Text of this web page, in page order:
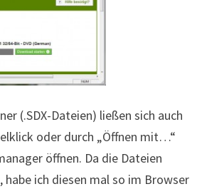
(.SDX-Dateien) ließen sich auch
oder durch „Öffnen mit…“
öffnen. Da die Dateien
habe ich diesen mal so im Browser